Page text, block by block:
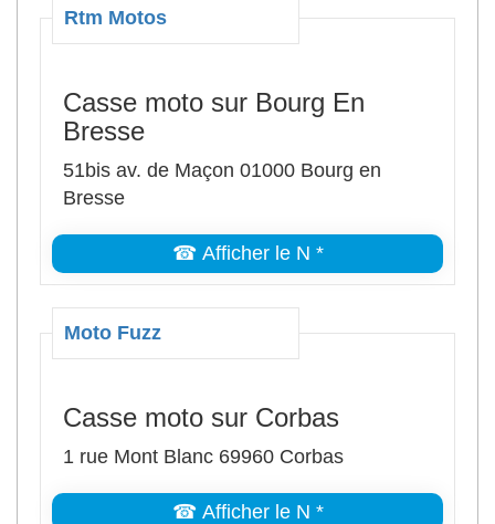
Rtm Motos
Casse moto sur Bourg En
Bresse
51bis av. de Maçon 01000 Bourg en
Bresse
☎ Afficher le N *
Moto Fuzz
Casse moto sur Corbas
1 rue Mont Blanc 69960 Corbas
☎ Afficher le N *